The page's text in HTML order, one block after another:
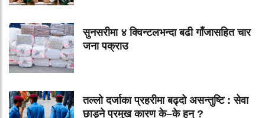
सुनसरीमा ४ क्विन्टलभन्दा बढी गाँजासहित चार
जना पक्राउ
तल्लो दर्जाका प्रहरीमा बढ्दो असन्तुष्टि : सेवा
छाड्ने प्रमुख कारण के–के हुन् ?